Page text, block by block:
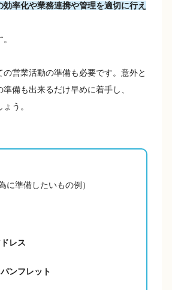
率化や業務連携や管理を適切に行え
営業活動の準備も必要です。意外と
備も出来るだけ早めに着手し、
う。
に準備したいもの例）
レス
ンフレット